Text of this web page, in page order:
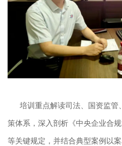
培训重点解读司法、国资监管
策体系，深入剖析《中央企业合
等关键规定，并结合典型案例以